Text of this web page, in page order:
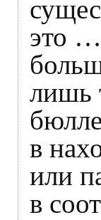
это …
лишь
в
или
в